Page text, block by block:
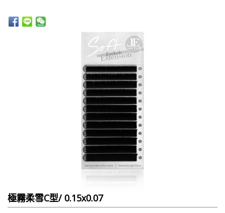
極霧柔雪C型/ 0.15x0.07